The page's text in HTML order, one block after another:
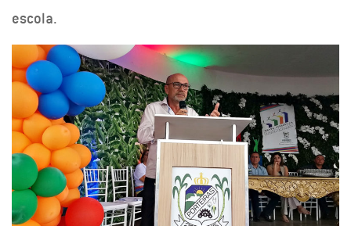
escola.